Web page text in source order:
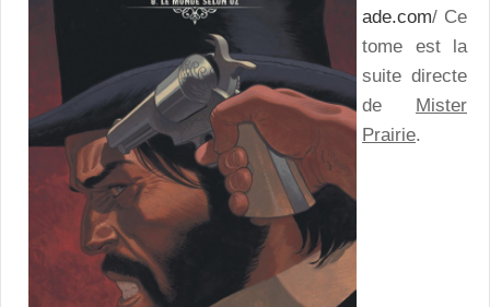
ade.com/ Ce
tome est la
suite directe
de Mister
Prairie.